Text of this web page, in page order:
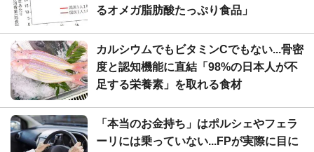
るオメガ脂肪酸たっぷり食品」
カルシウムでもビタミンCでもない...骨密
度と認知機能に直結「98%の日本人が不
足する栄養素」を取れる食材
「本当のお金持ち」はポルシェやフェラ
ーリには乗っていない...FPが実際に目に